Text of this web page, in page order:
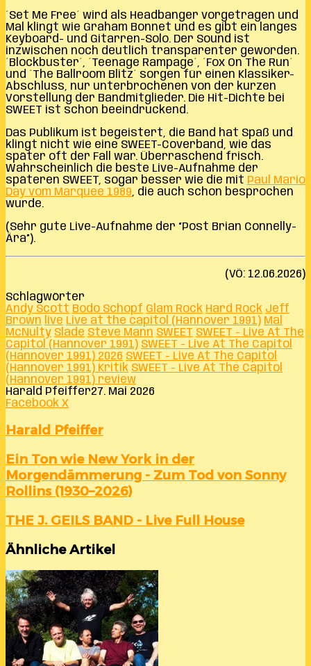
´Set Me Free´ wird als Headbanger vorgetragen und
Mal klingt wie Graham Bonnet und es gibt ein langes
Keyboard- und Gitarren-Solo. Der Sound ist
inzwischen noch deutlich transparenter geworden.
´Blockbuster´, ´Teenage Rampage´, ´Fox On The Run´
und ´The Ballroom Blitz´ sorgen für einen Klassiker-
Abschluss, nur unterbrochenen von der kurzen
Vorstellung der Bandmitglieder. Die Hit-Dichte bei
SWEET ist schon beeindruckend.
Das Publikum ist begeistert, die Band hat Spaß und
klingt nicht wie eine SWEET-Coverband, wie das
später oft der Fall war. Überraschend frisch.
Wahrscheinlich die beste Live-Aufnahme der
späteren SWEET, sogar besser wie die mit Paul Mario
Day vom Marquee 1989, die auch schon besprochen
wurde.
(Sehr gute Live-Aufnahme der “Post Brian Connelly-
Ära”).
(VÖ: 12.06.2026)
Schlagwörter
Andy Scott Bodo Schopf Glam Rock Hard Rock Jeff
Brown live Live at the capitol (Hannover 1991) Mal
McNulty Slade Steve Mann SWEET SWEET - Live At The
Capitol (Hannover 1991) SWEET - Live At The Capitol
(Hannover 1991) 2026 SWEET - Live At The Capitol
(Hannover 1991) Kritik SWEET - Live At The Capitol
(Hannover 1991) review
Harald Pfeiffer27. Mai 2026
Facebook X
E-
Mail
Harald Pfeiffer
Ein
Ton
wie
New
in
der
-
Tod
von
Sonny
Rollins
(1930–
2026)
Ein Ton wie New York in der
Morgendämmerung - Zum Tod von Sonny
Rollins (1930–2026)
THE
J.
GEILS
BAND
Live
Full
House
THE J. GEILS BAND - Live Full House
Ähnliche Artikel